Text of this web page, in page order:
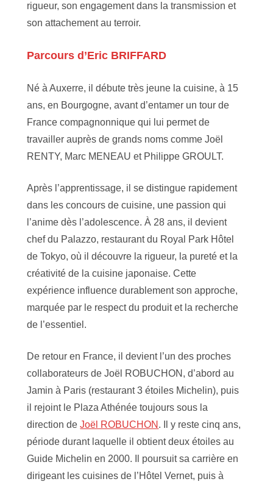
rigueur, son engagement dans la transmission et
son attachement au terroir.
Parcours d’Eric BRIFFARD
Né à Auxerre, il débute très jeune la cuisine, à 15
ans, en Bourgogne, avant d’entamer un tour de
France compagnonnique qui lui permet de
travailler auprès de grands noms comme Joël
RENTY, Marc MENEAU et Philippe GROULT.
Après l’apprentissage, il se distingue rapidement
dans les concours de cuisine, une passion qui
l’anime dès l’adolescence. À 28 ans, il devient
chef du Palazzo, restaurant du Royal Park Hôtel
de Tokyo, où il découvre la rigueur, la pureté et la
créativité de la cuisine japonaise. Cette
expérience influence durablement son approche,
marquée par le respect du produit et la recherche
de l’essentiel.
De retour en France, il devient l’un des proches
collaborateurs de Joël ROBUCHON, d’abord au
Jamin à Paris (restaurant 3 étoiles Michelin), puis
il rejoint le Plaza Athénée toujours sous la
direction deJoël ROBUCHON . Il y reste cinq ans,
période durant laquelle il obtient deux étoiles au
Guide Michelin en 2000. Il poursuit sa carrière en
dirigeant les cuisines de l’Hôtel Vernet, puis à